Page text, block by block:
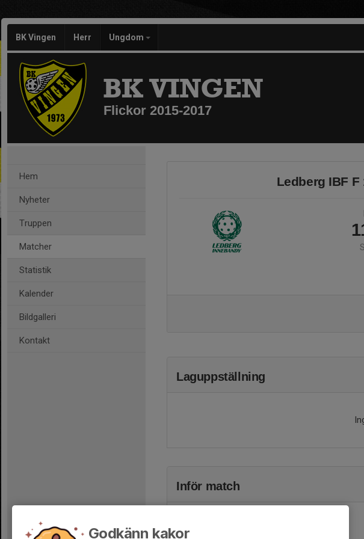
BK Vingen Herr Ungdom
BK VINGEN
Flickor 2015-2017
Hem
Nyheter
Truppen
Matcher
Statistik
Kalender
Bildgalleri
Kontakt
Ledberg IBF F
Laguppställning
Inför match
Godkänn kakor